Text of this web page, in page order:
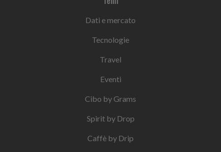
Dati e mercato
Tecnologie
Travel
Eventi
Cibo by Grams
Spirit by Drop
Caffè by Drip